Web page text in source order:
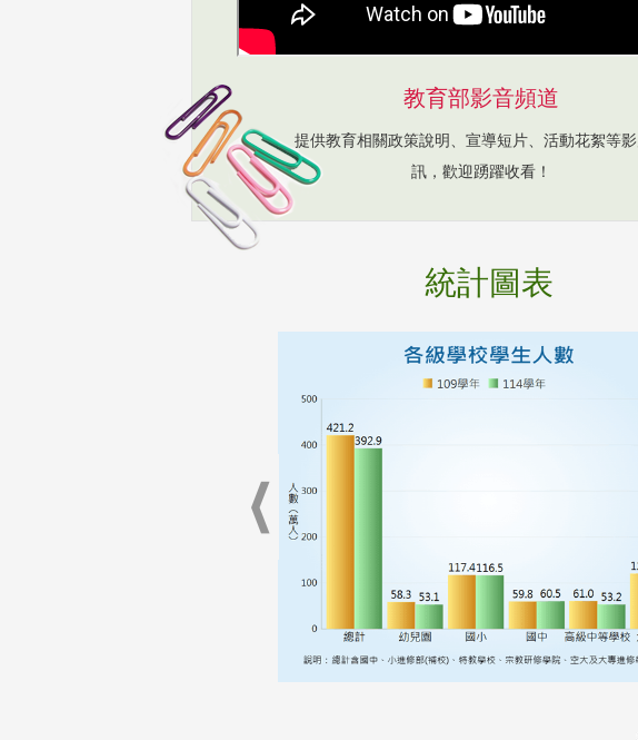
教育部影音頻道
提供教育相關政策說明、宣導短片、活動花絮等
訊，歡迎踴躍收看！
統計圖表